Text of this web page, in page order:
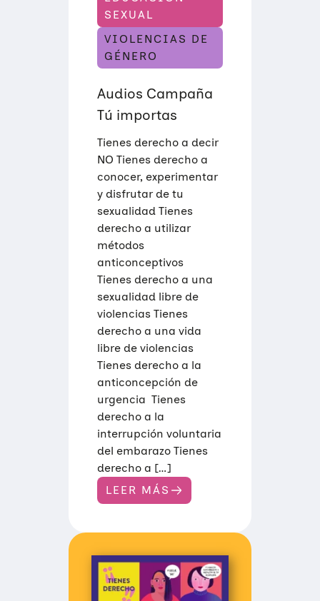
Quiénes somos
Sobre UNAF
Nuestra red
Transparencia
Áreas de acción
Diversidad familiar
Familias reconstituidas
Mediación
Infancia y adolescencia
Educación Sexual
Violencias de género
Atención directa
Sensibilización
Investigación
Incidencia
Trabajo en red
Sala de prensa
Materiales y publicaciones
Campañas
COLABORA
Haz tu donación
Únete a nuestra red
Si eres empresa
Hazte voluntaria/o
T
E
N
C
I
Ó
P
I
O
-
S
E
X
U
A
L
SEXUAL
VIOLENCIAS DE
GÉNERO
Audios Campaña
Tú importas
Tienes derecho a decir
NO Tienes derecho a
conocer, experimentar
y disfrutar de tu
sexualidad Tienes
derecho a utilizar
métodos
anticonceptivos
Tienes derecho a una
sexualidad libre de
violencias Tienes
derecho a una vida
libre de violencias
Tienes derecho a la
anticoncepción de
urgencia Tienes
derecho a la
interrupción voluntaria
del embarazo Tienes
derecho a […]
LEER MÁS
:
A
O
S
C
A